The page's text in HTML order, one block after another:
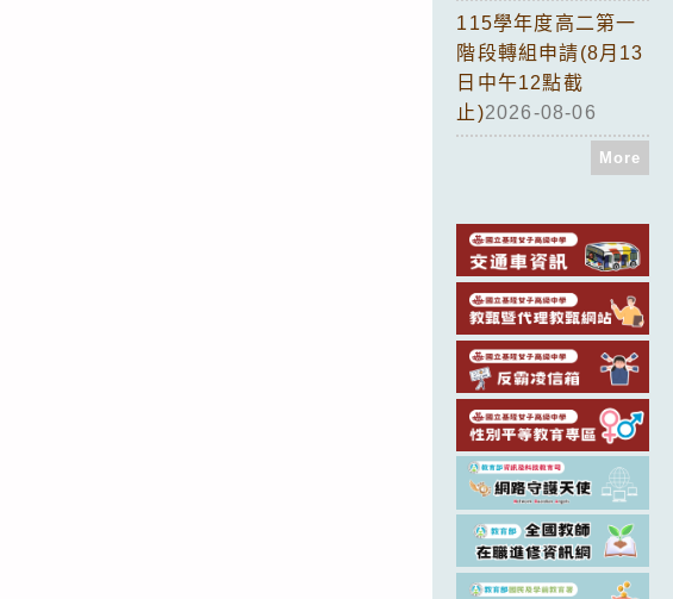
115學年度高二第一
階段轉組申請(8月13
日中午12點截
止)2026-08-06
More